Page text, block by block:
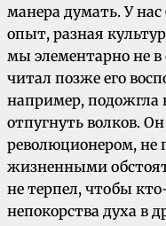
манера думать. У
опыт, разная
мы элементарно не
читал позже его
например, подожгла
отпугнуть волков.
революционером,
жизненными
не терпел, чтобы
непокорства духа в